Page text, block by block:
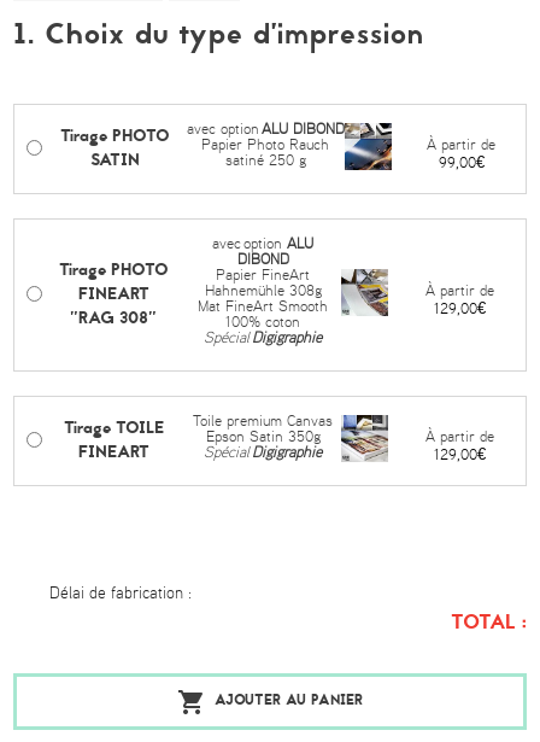
1. Choix du type d’impression
Tirage PHOTO
SATIN
avec option ALU DIBOND
Papier Photo Rauch
satiné 250 g
À partir de
99,00€
Tirage PHOTO
FINEART
"RAG 308"
avecoptionALU
DIBOND
Papier FineArt
Hahnemühle 308g
Mat FineArt Smooth
100% coton
SpécialDigigraphie
À partir de
129,00€
Tirage TOILE
FINEART
Toile premium Canvas
Epson Satin 350g
SpécialDigigraphie
À partir de
129,00€
Délai de fabrication :
TOTAL :
AJOUTER AU PANIER